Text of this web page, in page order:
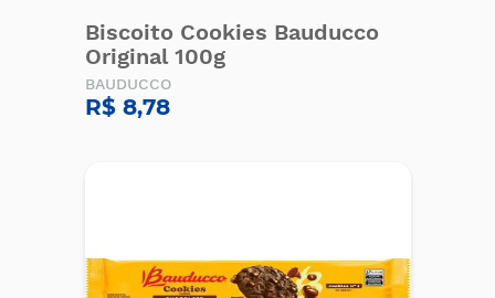
Biscoito Cookies Bauducco
Original 100g
BAUDUCCO
R$ 8,78